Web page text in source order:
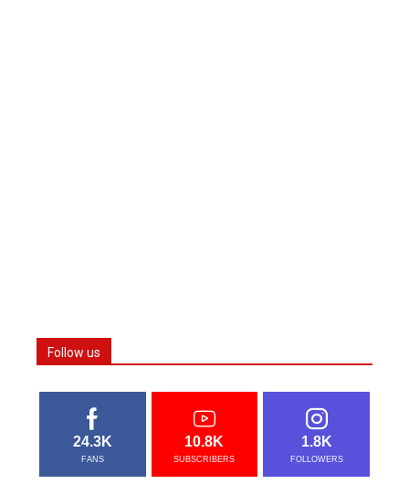
Follow us
24.3K
FANS
10.8K
SUBSCRIBERS
1.8K
FOLLOWERS